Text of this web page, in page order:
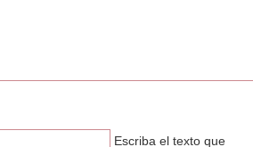
Escriba el texto que